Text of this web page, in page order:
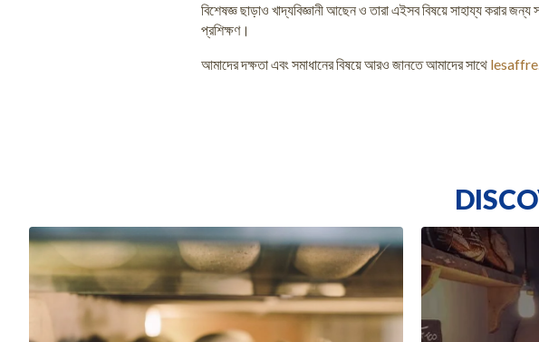
বিশেষজ্ঞ ছাড়াও খাদ্যবিজ্ঞানী আছেন ও তারা এইসব বিষয়ে সাহায্য করার
প্রশিক্ষণ।
আমাদের দক্ষতা এবং সমাধানের বিষয়ে আরও জানতে আমাদের সাথে